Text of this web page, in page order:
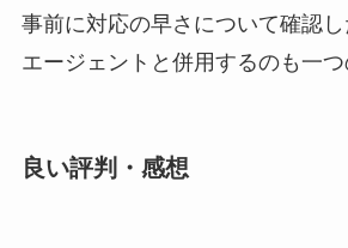
事前に対応の早さについて確認
エージェントと併用するのも一つ
良い評判・感想